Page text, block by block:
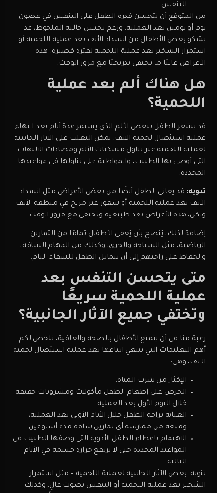
التنفس.
من المتوقع أن تتحسن قدرة الطفل على التنفس في غضون
يوم أو يومين بعد العملية. ورغم تحسن حالته الملحوظ، قد
يشكو بعض الأطفال من انسداد الأنف بعد عملية اللحمية أو
استمرار الشخير بعد عملية اللحمية لفترة قصيرة. هذه
الأعراض غالبًا ما تختفي تدريجيًا مع مرور الوقت.
هل هناك ألم بعد عملية
اللحمية؟
قد يشعر الطفل ببعض الألم الذي يستمر عدة أيام بعد انتهاء
عملية استئصال لحمية الانف. يمكن التغلب على الآثار الجانبية
لعملية اللحمية عبر تناول مسكنات الألم ومضادات الالتهاب
التي أوصى بها الطبيب، والمواظبة على تناولها في مواعيدها
المحددة.
تنويه: قد يعاني الطفل أيضًا من بعض الأعراض مثل انسداد
الأنف بعد عملية اللحمية أو شعور غير مريح في منطقة الأنف.
ولكن، هذه الأعراض تعد طبيعية وتختفي مع مرور الوقت.
إضافة لذلك، يُنصح بأن يُعفى الأطفال تمامًا من التمارين
الرياضية، مثل السباحة والجري، وكذلك من المهام الشاقة،
والحفاظ على راحتهم إلى أن يتماثل الطفل للشفاء التام.
متى يتحسن التنفس بعد
عملية اللحمية سريعًا
وتختفي جميع الآثار الجانبية؟
رغبة منا في أن يتمتع الأطفال بالصحة والعافية، نلخص لكم
أهم التعليمات التي ينبغي اتباعها بعد عملية استئصال لحمية
الانف، وهي:
الإكثار من شرب المياه.
الحرص على إطعام الطفل مأكولات ومشروبات خفيفة
خلال اليوم الأول بعد العملية.
العناية براحة الطفل خلال الأيام الأولى بعد العملية،
ومنعه من ممارسة أي تمارين شاقة مدة أسبوعين.
الاهتمام بإعطاء الطفل الأدوية التي وصفها الطبيب في
المواعيد المحددة حتى لا ترتفع حرارة جسمه في الأيام
التالية.
تنويه: بعض الآثار الجانبية لعملية اللحمية – مثل استمرار
الشخير بعد عملية اللحمية أو التنفس بصوت عالٍ، وكذلك